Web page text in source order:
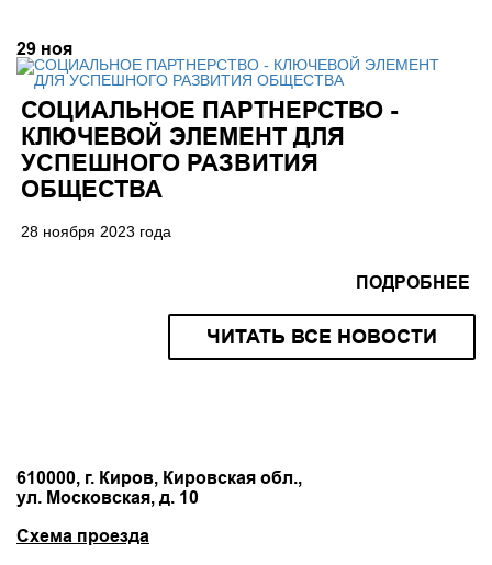
29 ноя
СОЦИАЛЬНОЕ ПАРТНЕРСТВО -
КЛЮЧЕВОЙ ЭЛЕМЕНТ ДЛЯ
УСПЕШНОГО РАЗВИТИЯ
ОБЩЕСТВА
28 ноября 2023 года
ПОДРОБНЕЕ
ЧИТАТЬ ВСЕ НОВОСТИ
610000, г. Киров, Кировская обл.,
ул. Московская, д. 10
Схема проезда